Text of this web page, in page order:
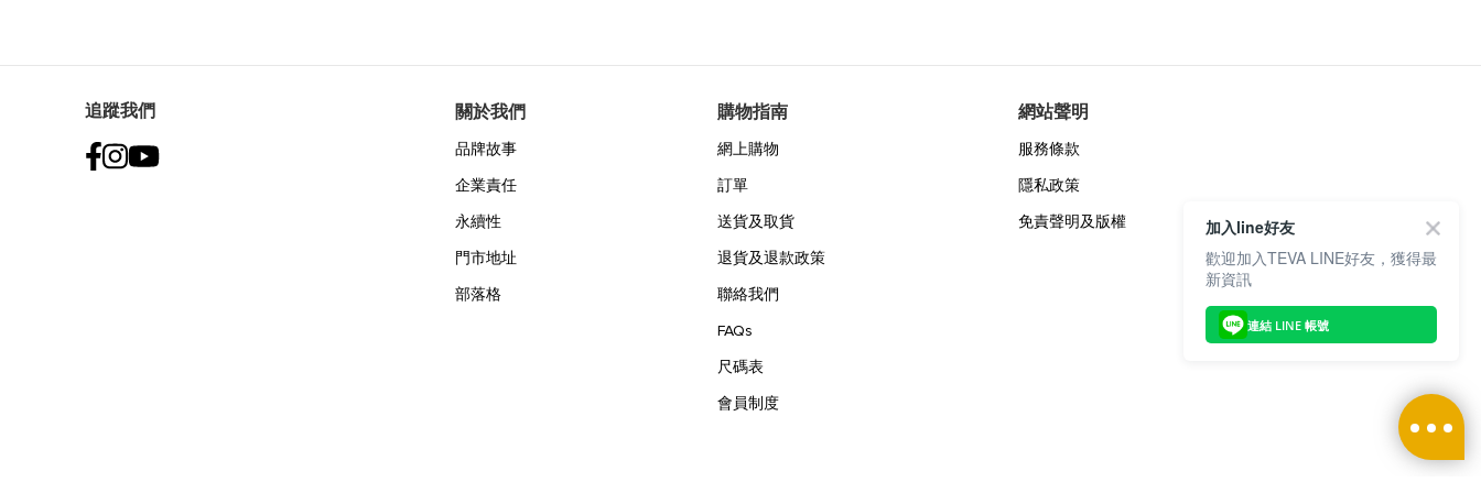
追蹤我們 關於我們
品牌故事
企業責任
永續性
門市地址
部落格
購物指南
網上購物
訂單
送貨及取貨
退貨及退款政策
聯絡我們
FAQs
尺碼表
會員制度
網站聲明
服務條款
隱私政策
免責聲明及版權
加入line好友
歡迎加入TEVA LINE好友，獲得最
新資訊
連結 LINE 帳號